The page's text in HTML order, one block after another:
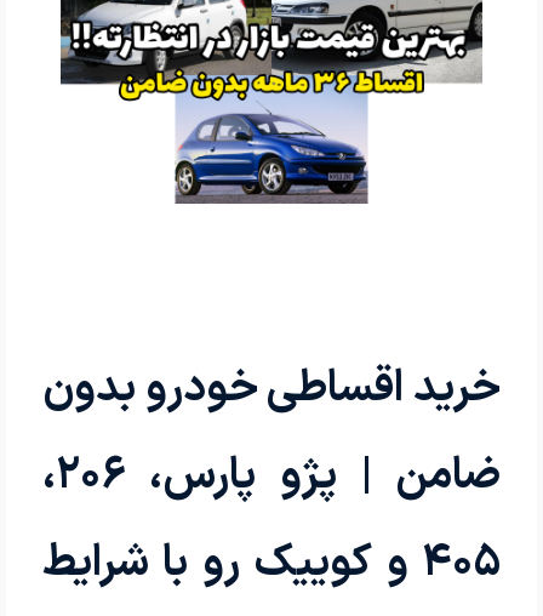
خرید اقساطی خودرو بدون
ضامن | پژو پارس، ۲۰۶،
۴۰۵ و کوییک رو با شرایط